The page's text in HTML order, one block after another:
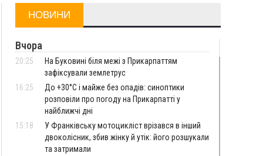
НОВИНИ
Вчора
20:25
На Буковині біля межі з Прикарпаттям
зафіксували землетрус
16:25
До +30°C і майже без опадів: синоптики
розповіли про погоду на Прикарпатті у
найближчі дні
15:18
У Франківську мотоцикліст врізався в інший
двоколісник, збив жінку й утік: його розшукали
та затримали